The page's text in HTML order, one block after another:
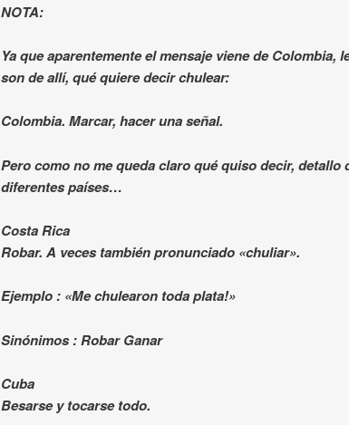
NOTA:
Ya que aparentemente el mensaje viene de Colombia,
son de allí, qué quiere decir chulear:
Colombia. Marcar, hacer una señal.
Pero como no me queda claro qué quiso decir, detallo
diferentes países…
Costa Rica
Robar. A veces también pronunciado «chuliar».
Ejemplo : «Me chulearon toda plata!»
Sinónimos : Robar Ganar
Cuba
Besarse y tocarse todo.